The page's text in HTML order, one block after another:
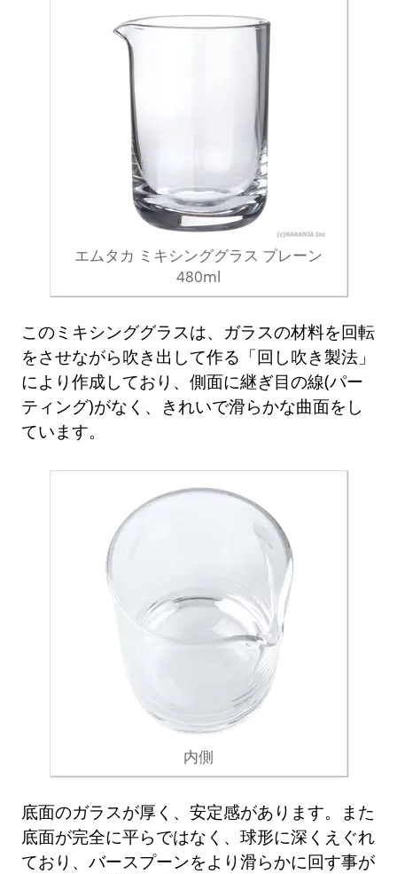
エムタカ ミキシンググラス プレーン
480ml
このミキシンググラスは、ガラスの材料を回転
をさせながら吹き出して作る「回し吹き製法」
により作成しており、側面に継ぎ目の線(パー
ティング)がなく、きれいで滑らかな曲面をし
ています。
内側
底面のガラスが厚く、安定感があります。また
底面が完全に平らではなく、球形に深くえぐれ
ており、バースプーンをより滑らかに回す事が